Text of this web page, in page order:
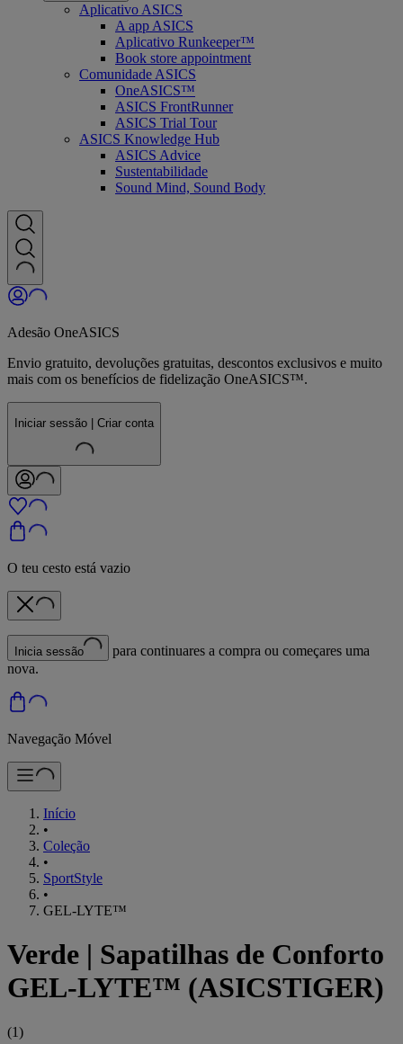
Aplicativo ASICS
A app ASICS
Aplicativo Runkeeper™
Book store appointment
Comunidade ASICS
OneASICS™
ASICS FrontRunner
ASICS Trial Tour
ASICS Knowledge Hub
ASICS Advice
Sustentabilidade
Sound Mind, Sound Body
Adesão OneASICS
Envio gratuito, devoluções gratuitas, descontos exclusivos e muito
mais com os benefícios de fidelização OneASICS™.
Iniciar sessão | Criar conta
O teu cesto está vazio
Inicia sessão
para continuares a compra ou começares uma
nova.
Navegação Móvel
Início
•
Coleção
•
SportStyle
•
GEL-LYTE™
Verde | Sapatilhas de Conforto
GEL-LYTE™ (ASICSTIGER)
(1)